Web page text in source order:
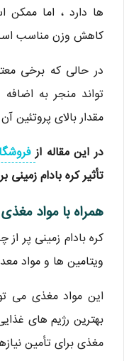
ها دارد ، اما ممکن
کاهش وزن مناسب
در حالی که برخی
تواند منجر به
مقدار بالای
در این مقاله از
تأثیر کره بادام
همراه با مواد مغذی
کره بادام زمینی پر
ویتامین ها و مواد
این مواد مغذی می
بهترین رژیم های
مغذی برای تأمین